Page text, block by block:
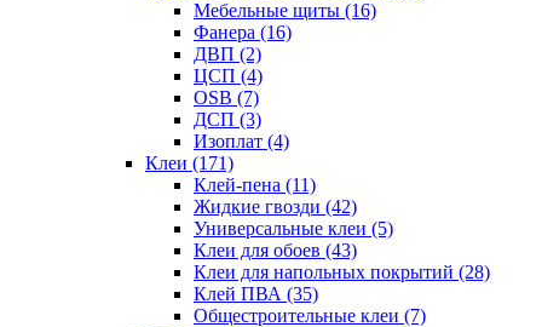
Мебельные щиты (16)
Фанера (16)
ДВП (2)
ЦСП (4)
OSB (7)
ДСП (3)
Изоплат (4)
Клеи (171)
Клей-пена (11)
Жидкие гвозди (42)
Универсальные клеи (5)
Клеи для обоев (43)
Клеи для напольных покрытий (28)
Клей ПВА (35)
Общестроительные клеи (7)